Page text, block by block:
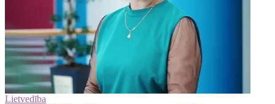
Lietvedība